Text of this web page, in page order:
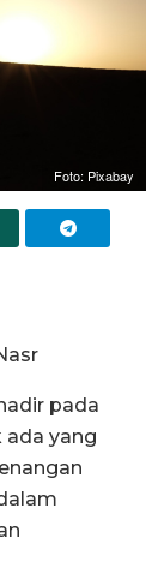
Foto: Pixabay
pada
ada yang